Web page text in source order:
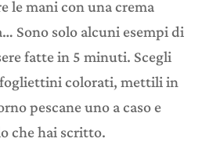
le mani con una crema
Sono solo alcuni esempi di
fatte in 5 minuti. Scegli
colorati, mettili in
pescane uno a caso e
che hai scritto.